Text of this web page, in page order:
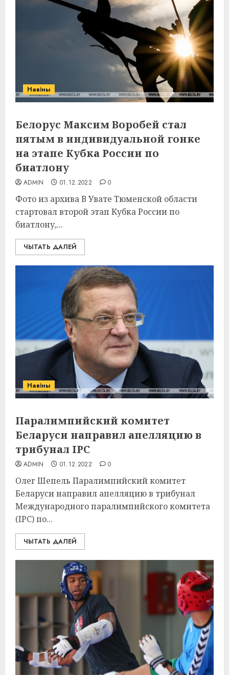
Навіны
Белорус Максим Воробей стал
пятым в индивидуальной гонке
на этапе Кубка России по
биатлону
ADMIN 01.12.2022 0
Фото из архива В Увате Тюменской области
стартовал второй этап Кубка России по
биатлону,...
ЧЫТАТЬ ДАЛЕЙ
Навіны
Паралимпийский комитет
Беларуси направил апелляцию в
трибунал IРC
ADMIN 01.12.2022 0
Олег Шепель Паралимпийский комитет
Беларуси направил апелляцию в трибунал
Международного паралимпийского комитета
(IРC) по...
ЧЫТАТЬ ДАЛЕЙ